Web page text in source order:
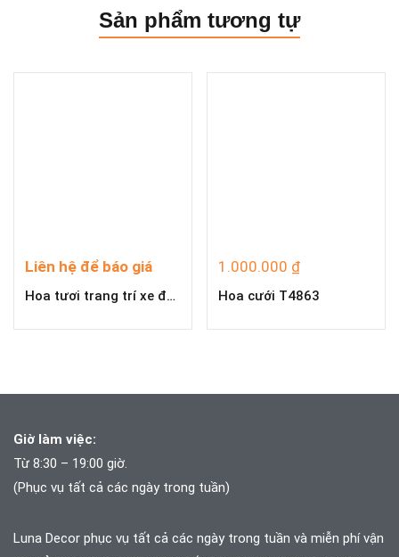
Sản phẩm tương tự
Liên hệ để báo giá
Hoa tươi trang trí xe đón dâu C5557
1.000.000 ₫
Hoa cưới T4863
Giờ làm việc:
Từ 8:30 – 19:00 giờ.
(Phục vụ tất cả các ngày trong tuần)
Luna Decor phục vụ tất cả các ngày trong tuần và miễn phí vận